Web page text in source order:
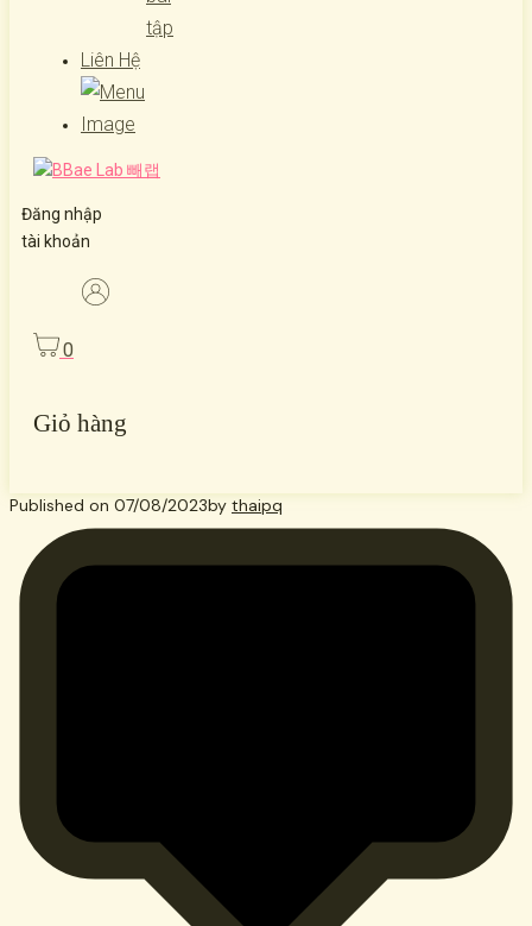
tập
Liên Hệ
Đăng nhập
tài khoản
0
Giỏ hàng
Published on 07/08/2023by thaipq